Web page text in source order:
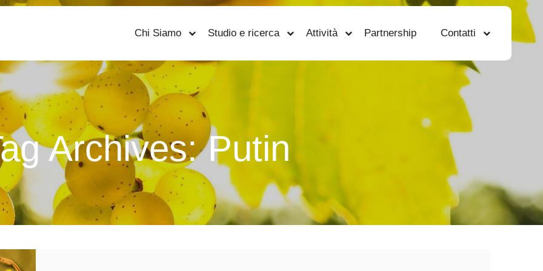
Chi Siamo Studio e ricerca Attività Partnership Contatti
Archives:Putin